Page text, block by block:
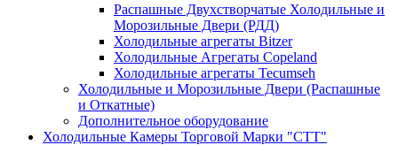
Распашные Двухстворчатые Холодильные и
Морозильные Двери (РДД)
Холодильные агрегаты Bitzer
Холодильные Агрегаты Copeland
Холодильные агрегаты Tecumseh
Холодильные и Морозильные Двери (Распашные
и Откатные)
Дополнительное оборудование
Холодильные Камеры Торговой Марки "СТТ"